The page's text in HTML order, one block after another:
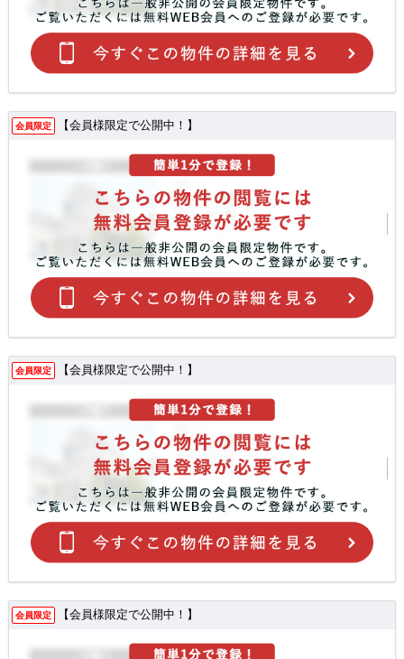
会員限定 【会員様限定で公開中！】
会員限定 【会員様限定で公開中！】
会員限定 【会員様限定で公開中！】